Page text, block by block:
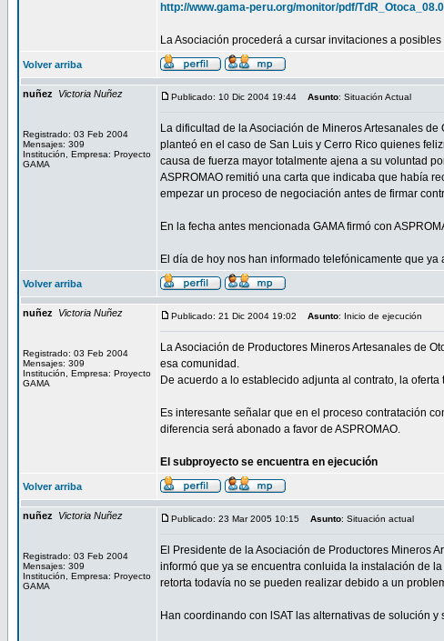
http://www.gama-peru.org/monitor/pdf/
La Asociación procederá a cursar invitaciones a
Volver arriba
nuñez Victoria Nuñez
Registrado: 03 Feb 2004
Mensajes: 309
Institución, Empresa: Proyecto
GAMA
Publicado: 10 Dic 2004 19:44 Asunto: Situación Actual
La dificultad de la Asociación de Mineros Artesanales
planteó en el caso de San Luis y Cerro Rico quienes
causa de fuerza mayor totalmente ajena a su voluntad
ASPROMAO remitió una carta que indicaba que había
empezar un proceso de negociación antes de firmar
En la fecha antes mencionada GAMA firmó con
El día de hoy nos han informado telefónicamente que
Volver arriba
nuñez Victoria Nuñez
Registrado: 03 Feb 2004
Mensajes: 309
Institución, Empresa: Proyecto
GAMA
Publicado: 21 Dic 2004 19:02 Asunto: Inicio de ejecución
La Asociación de Productores Mineros Artesanales de
esa comunidad.
De acuerdo a lo establecido adjunta al contrato, la
Es interesante señalar que en el proceso contratación
diferencia será abonado a favor de ASPROMAO.
El subproyecto se encuentra en ejecución
Volver arriba
nuñez Victoria Nuñez
Registrado: 03 Feb 2004
Mensajes: 309
Institución, Empresa: Proyecto
GAMA
Publicado: 23 Mar 2005 10:15 Asunto: Situación actual
El Presidente de la Asociación de Productores Mineros
informó que ya se encuentra conluida la instalación de
retorta todavía no se pueden realizar debido a un
Han coordinando con lSAT las alternativas de solución